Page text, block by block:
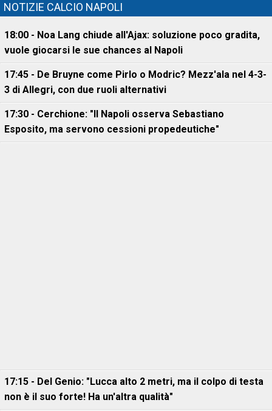
NOTIZIE CALCIO NAPOLI
18:00 - Noa Lang chiude all'Ajax: soluzione poco gradita,
vuole giocarsi le sue chances al Napoli
17:45 - De Bruyne come Pirlo o Modric? Mezz'ala nel 4-3-
3 di Allegri, con due ruoli alternativi
17:30 - Cerchione: "Il Napoli osserva Sebastiano
Esposito, ma servono cessioni propedeutiche"
17:15 - Del Genio: "Lucca alto 2 metri, ma il colpo di testa
non è il suo forte! Ha un'altra qualità"